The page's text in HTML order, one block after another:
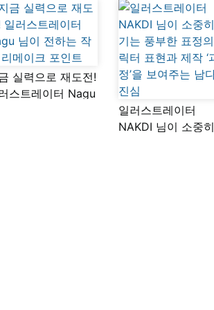
실력으로 재도전!
스트레이터 Nagu
일러스트레이터
NAKDI 님이 소중히